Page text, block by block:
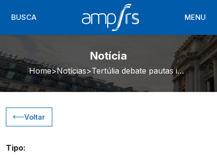
BUSCA MENU
Notícia
Home Notícias Tertúlia debate pautas institucionais e valorização da carreira
Voltar
Tipo: